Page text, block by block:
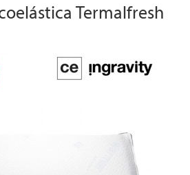
Termalfresh